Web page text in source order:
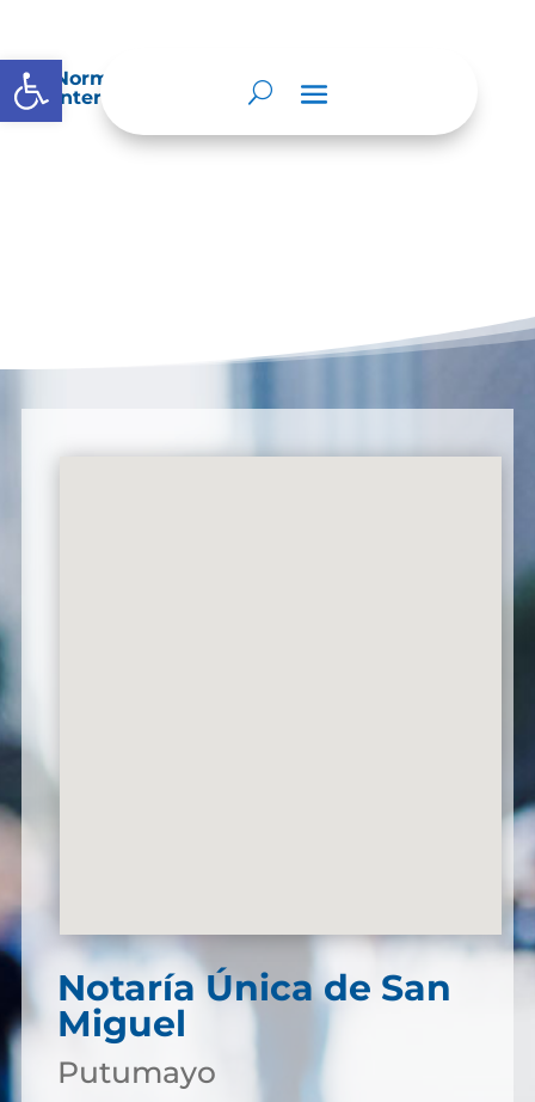
Abrir barra de herramientas
Normatividad especial que les aplique de
interés.
Notaría Única de San
Miguel
Putumayo